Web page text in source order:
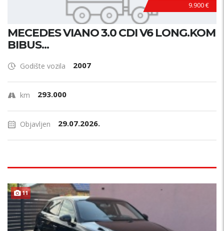
9.900 €
MECEDES VIANO 3.0 CDI V6 LONG.KOM
BIBUS...
Godište vozila 2007
km 293.000
Objavljen 29.07.2026.
11